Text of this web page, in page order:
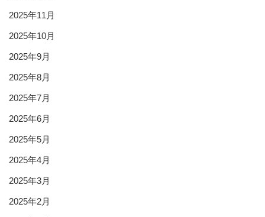
2025年11月
2025年10月
2025年9月
2025年8月
2025年7月
2025年6月
2025年5月
2025年4月
2025年3月
2025年2月